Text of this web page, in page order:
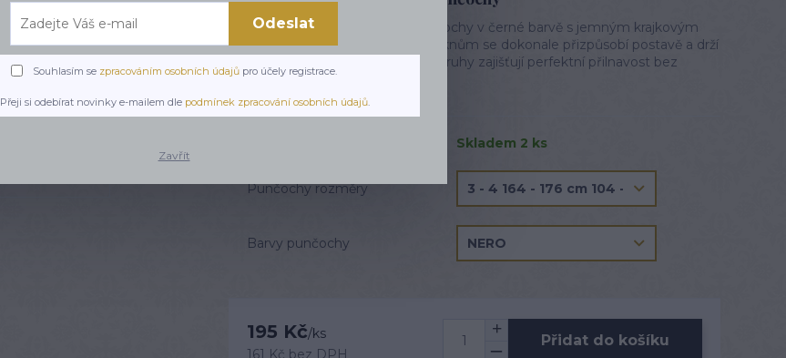
Elegantní samodržící matné punčochy v černé barvě s jemným krajkovým
lemem. Díky čirým elastickým vláknům se dokonale přizpůsobí postavě a drží
tvar po celý den. Všité silikonové pruhy zajišťují perfektní přilnavost bez
nutnosti podvazků.
Skladem 2 ks
Punčochy rozměry
Barvy punčochy
195 Kč/ks
161 Kč bez DPH
Přidat do košíku
Odeslat
Souhlasím se zpracováním osobních údajů pro účely registrace.
Přeji si odebírat novinky e-mailem dle podmínek zpracování osobních údajů.
Zavřít